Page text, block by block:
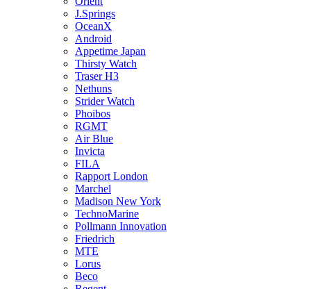
J.Springs
OceanX
Android
Appetime Japan
Thirsty Watch
Traser H3
Nethuns
Strider Watch
Phoibos
RGMT
Air Blue
Invicta
FILA
Rapport London
Marchel
Madison New York
TechnoMarine
Pollmann Innovation
Friedrich
MTE
Lorus
Beco